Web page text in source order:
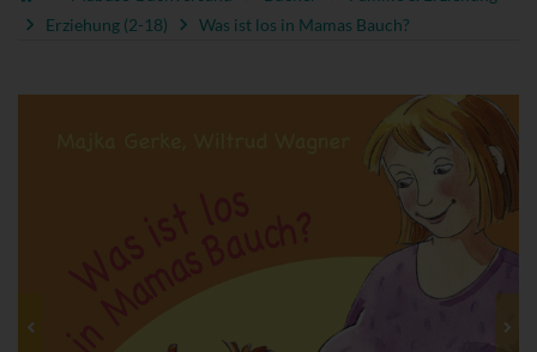
Erziehung (2-18)
Was ist los in Mamas Bauch?